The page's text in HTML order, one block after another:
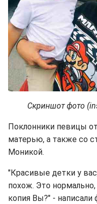
Скриншот фото
Поклонники певицы
матерью, а также со
Моникой.
"Красивые детки у
похож. Это
копия Вы?" - написали